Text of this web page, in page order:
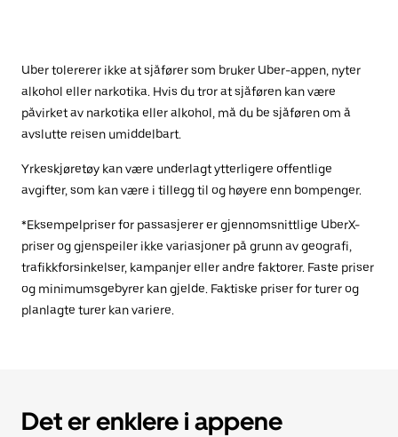
Uber tolererer ikke at sjåfører som bruker Uber-appen, nyter
alkohol eller narkotika. Hvis du tror at sjåføren kan være
påvirket av narkotika eller alkohol, må du be sjåføren om å
avslutte reisen umiddelbart.
Yrkeskjøretøy kan være underlagt ytterligere offentlige
avgifter, som kan være i tillegg til og høyere enn bompenger.
*Eksempelpriser for passasjerer er gjennomsnittlige UberX-
priser og gjenspeiler ikke variasjoner på grunn av geografi,
trafikkforsinkelser, kampanjer eller andre faktorer. Faste priser
og minimumsgebyrer kan gjelde. Faktiske priser for turer og
planlagte turer kan variere.
Det er enklere i appene